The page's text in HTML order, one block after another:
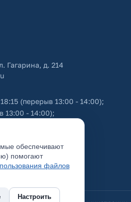
Гагарина, д. 214
(перерыв 13:00 - 14:00);
13:00 - 14:00);
данных
обеспечивают
помогают
файлов
Настроить